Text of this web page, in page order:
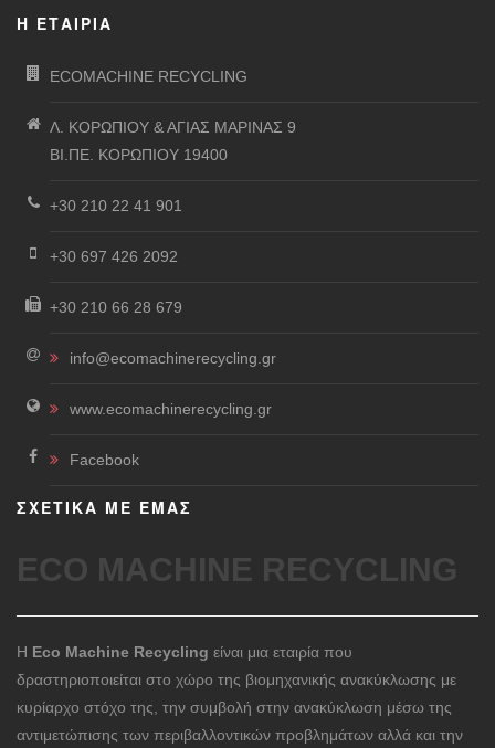
Η ΕΤΑΙΡΊΑ
ECOMACHINE RECYCLING
Λ. ΚΟΡΩΠΙΟΥ & ΑΓΙΑΣ ΜΑΡΙΝΑΣ 9
ΒΙ.ΠΕ. ΚΟΡΩΠΙΟΥ 19400
+30 210 22 41 901
+30 697 426 2092
+30 210 66 28 679
info@ecomachinerecycling.gr
www.ecomachinerecycling.gr
Facebook
ΣΧΕΤΙΚΑ ΜΕ ΕΜΑΣ
ECO MACHINE RECYCLING
Η Eco Machine Recycling είναι μια εταιρία που
δραστηριοποιείται στο χώρο της βιομηχανικής ανακύκλωσης με
κυρίαρχο στόχο της, την συμβολή στην ανακύκλωση μέσω της
αντιμετώπισης των περιβαλλοντικών προβλημάτων αλλά και την